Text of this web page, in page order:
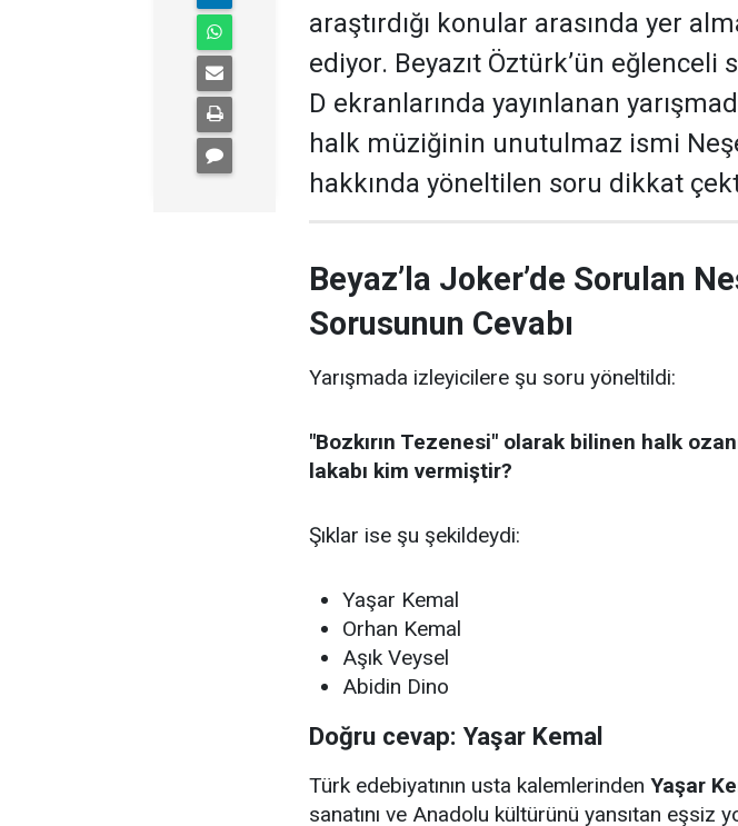
araştırdığı konular arasında yer
ediyor. Beyazıt Öztürk’ün eğlenceli
D ekranlarında yayınlanan
halk müziğinin unutulmaz ismi
hakkında yöneltilen soru dikkat
Beyaz’la Joker’de Sorulan
Sorusunun Cevabı
Yarışmada izleyicilere şu soru yöneltildi:
"Bozkırın Tezenesi" olarak bilinen halk
lakabı kim vermiştir?
Şıklar ise şu şekildeydi:
Yaşar Kemal
Orhan Kemal
Aşık Veysel
Abidin Dino
Doğru cevap: Yaşar Kemal
Türk edebiyatının usta kalemlerinden Yaşar
sanatını ve Anadolu kültürünü yansıtan eşsiz